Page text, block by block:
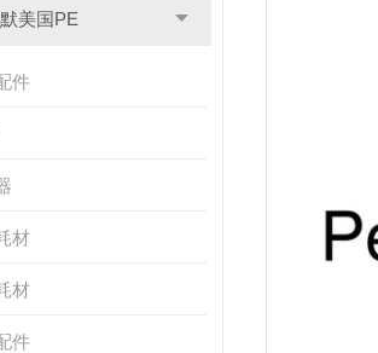
美国PE
件
材
材
件